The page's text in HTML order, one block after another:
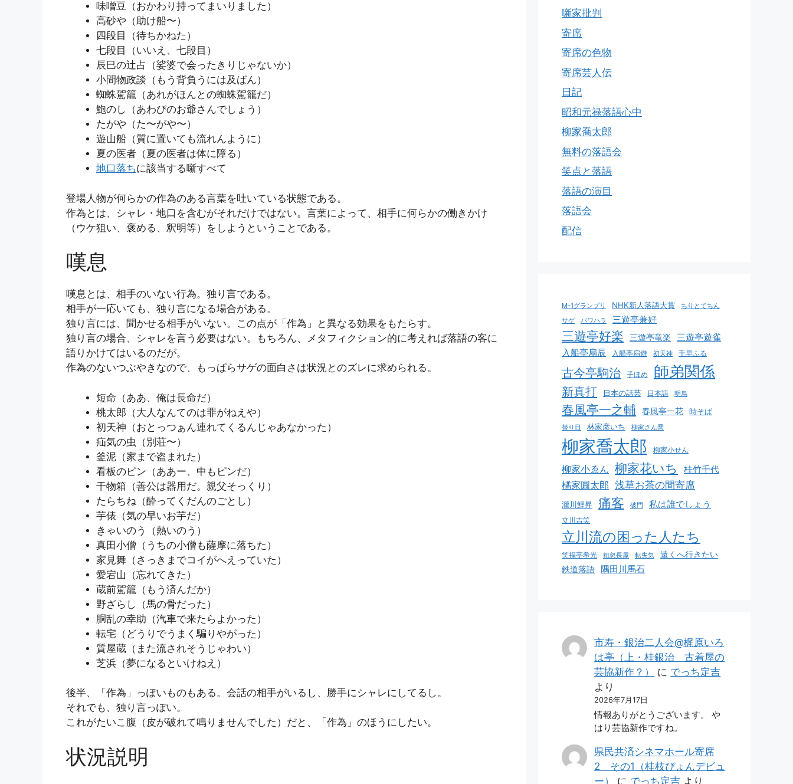
味噌豆（おかわり持ってまいりました）
高砂や（助け船〜）
四段目（待ちかねた）
七段目（いいえ、七段目）
辰巳の辻占（娑婆で会ったきりじゃないか）
小間物政談（もう背負うには及ばん）
蜘蛛駕籠（あれがほんとの蜘蛛駕籠だ）
鮑のし（あわびのお爺さんでしょう）
たがや（た〜がや〜）
遊山船（質に置いても流れんように）
夏の医者（夏の医者は体に障る）
地口落ちに該当する噺すべて
登場人物が何らかの作為のある言葉を吐いている状態である。
作為とは、シャレ・地口を含むがそれだけではない。言葉によって、相手に何らかの働きかけ
（ウケ狙い、褒める、釈明等）をしようということである。
嘆息
嘆息とは、相手のいない行為。独り言である。
相手が一応いても、独り言になる場合がある。
独り言には、聞かせる相手がいない。この点が「作為」と異なる効果をもたらす。
独り言の場合、シャレを言う必要はない。もちろん、メタフィクション的に考えれば落語の客に
語りかけてはいるのだが。
作為のないつぶやきなので、もっぱらサゲの面白さは状況とのズレに求められる。
短命（ああ、俺は長命だ）
桃太郎（大人なんてのは罪がねえや）
初天神（おとっつぁん連れてくるんじゃあなかった）
疝気の虫（別荘〜）
釜泥（家まで盗まれた）
看板のピン（ああー、中もピンだ）
干物箱（善公は器用だ。親父そっくり）
たらちね（酔ってくだんのごとし）
芋俵（気の早いお芋だ）
きゃいのう（熱いのう）
真田小僧（うちの小僧も薩摩に落ちた）
家見舞（さっきまでコイがへえっていた）
愛宕山（忘れてきた）
蔵前駕籠（もう済んだか）
野ざらし（馬の骨だった）
胴乱の幸助（汽車で来たらよかった）
転宅（どうりでうまく騙りやがった）
質屋蔵（また流されそうじゃわい）
芝浜（夢になるといけねえ）
後半、「作為」っぽいものもある。会話の相手がいるし、勝手にシャレにしてるし。
それでも、独り言っぽい。
これがたいこ腹（皮が破れて鳴りませんでした）だと、「作為」のほうにしたい。
状況説明
噺家批判
寄席
寄席の色物
寄席芸人伝
日記
昭和元禄落語心中
柳家喬太郎
無料の落語会
笑点と落語
落語の演目
落語会
配信
M-1グランプリ NHK新人落語大賞 ちりとてちん
サゲ パワハラ 三遊亭兼好
三遊亭好楽 三遊亭竜楽 三遊亭遊雀
入船亭扇辰 入船亭扇遊 初天神 千早ふる
古今亭駒治 子ほめ 師弟関係
新真打 日本の話芸 日本語 明烏
春風亭一之輔 春風亭一花 時そば
替り目 林家彦いち 柳家さん喬
柳家喬太郎 柳家小せん
柳家小ゑん 柳家花いち 桂竹千代
橘家圓太郎 浅草お茶の間寄席
瀧川鯉昇 痛客 破門 私は誰でしょう
立川吉笑
立川流の困った人たち
笑福亭希光 粗忽長屋 転失気
遠くへ行きたい
鉄道落語
隅田川馬石
市寿・銀治二人会@梶原いろ
は亭（上・桂銀治 古着屋の
芸協新作？）
に でっち定吉
より
2026年7月17日
情報ありがとうございます。 や
はり芸協新作ですね。
県民共済シネマホール寄席
2 その1（桂枝ぴょんデビュ
ー）
に でっち定吉 より